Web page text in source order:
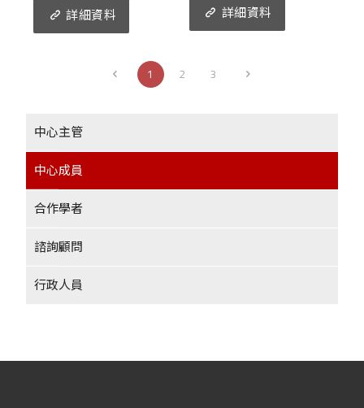
詳細資料 詳細資料
1 2 3
中心主管
中心成員
合作學者
諮詢顧問
行政人員